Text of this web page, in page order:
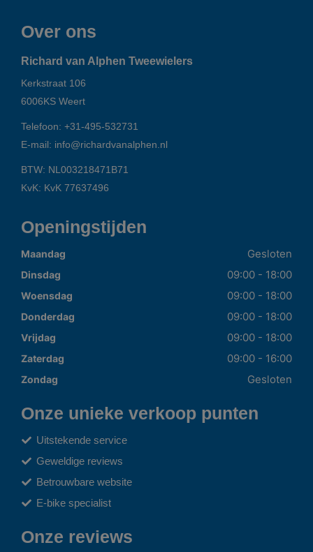
Over ons
Richard van Alphen Tweewielers
Kerkstraat 106
6006KS Weert
Telefoon: +31-495-532731
E-mail: info@richardvanalphen.nl
BTW: NL003218471B71
KvK: KvK 77637496
Openingstijden
Maandag Gesloten
Dinsdag 09:00 - 18:00
Woensdag 09:00 - 18:00
Donderdag 09:00 - 18:00
Vrijdag 09:00 - 18:00
Zaterdag 09:00 - 16:00
Zondag Gesloten
Onze unieke verkoop punten
Uitstekende service
Geweldige reviews
Betrouwbare website
E-bike specialist
Onze reviews